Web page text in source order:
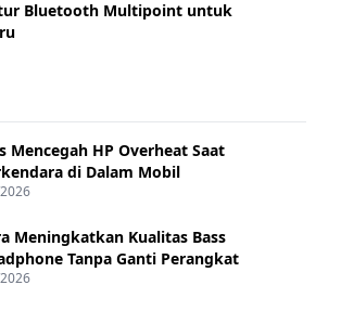
Bluetooth Multipoint untuk
Mencegah HP Overheat Saat
di Dalam Mobil
Meningkatkan Kualitas Bass
Tanpa Ganti Perangkat